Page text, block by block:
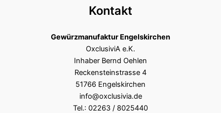
Kontakt
Gewürzmanufaktur Engelskirchen
OxclusiviA e.K.
Inhaber Bernd Oehlen
Reckensteinstrasse 4
51766 Engelskirchen
info@oxclusivia.de
Tel.: 02263 / 8025440